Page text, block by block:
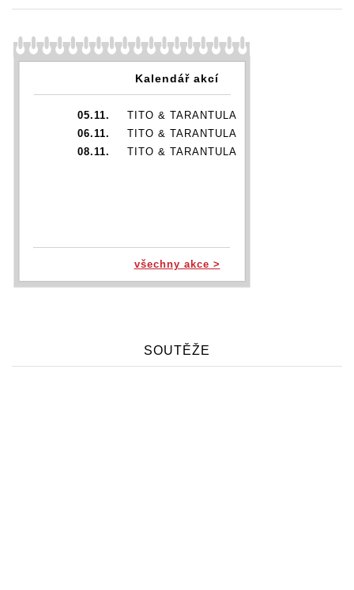
Kalendář akcí
05.11.
TITO & TARANTULA
06.11.
TITO & TARANTULA
08.11.
TITO & TARANTULA
všechny akce >
SOUTĚŽE